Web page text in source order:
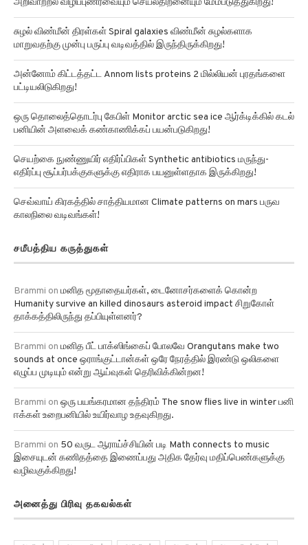
சுழல் விண்மீன் திரள்கள் Spiral galaxies விண்மீன் சுழல்களாக
மாறுவதற்கு முன்பு பருப்பு வடிவத்தில் இருந்திருக்கிறது!
அன்னோம் கிட்டத்தட்ட Annom lists proteins 2 மில்லியன் புரதங்களை
பட்டியலிடுகிறது!
ஒரு தொலைத்தொடர்பு கேபிள் Monitor arctic sea ice ஆர்க்டிக்கில் கடல்
பனியின் அளவைக் கண்காணிக்கப் பயன்படுகிறது!
செயற்கை நுண்ணுயிர் எதிர்ப்பிகள் Synthetic antibiotics மருந்து-
எதிர்ப்பு சூப்பர்பக்குகளுக்கு எதிராக பயனுள்ளதாக இருக்கிறது!
செவ்வாய் கிரகத்தில் சாத்தியமான Climate patterns on mars பருவ
காலநிலை வடிவங்கள்!
Humanity survive an killed dinosaurs asteroid impact சிறுகோள்
தாக்கத்திலிருந்து தப்பியுள்ளனர்?
Brammionமனித பீட் பாக்ஸிங்கைப் போலவே Orangutans make two
sounds at once ஒராங்குட்டான்கள் ஒரே நேரத்தில் இரண்டு ஒலிகளை
எழுப்ப முடியும் என்று ஆய்வுகள் தெரிவிக்கின்றன!
Brammionஒரு பயங்கரமான தந்திரம் The snow flies live in winter பனி
ஈக்கள் உறைபனியில் உயிர்வாழ உதவுகிறது.
Brammion50 வருட ஆராய்ச்சியின் படி Math connects to music
இசையுடன் கணிதத்தை இணைப்பது அதிக தேர்வு மதிப்பெண்களுக்கு
வழிவகுக்கிறது!